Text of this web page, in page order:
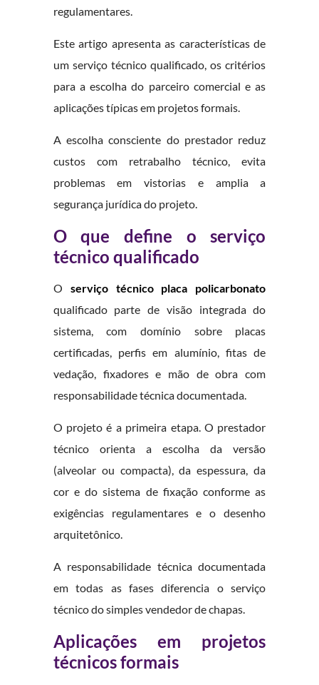
regulamentares.
Este artigo apresenta as características de
um serviço técnico qualificado, os critérios
para a escolha do parceiro comercial e as
aplicações típicas em projetos formais.
A escolha consciente do prestador reduz
custos com retrabalho técnico, evita
problemas em vistorias e amplia a
segurança jurídica do projeto.
O que define o serviço
técnico qualificado
O serviço técnico placa policarbonato
qualificado parte de visão integrada do
sistema, com domínio sobre placas
certificadas, perfis em alumínio, fitas de
vedação, fixadores e mão de obra com
responsabilidade técnica documentada.
O projeto é a primeira etapa. O prestador
técnico orienta a escolha da versão
(alveolar ou compacta), da espessura, da
cor e do sistema de fixação conforme as
exigências regulamentares e o desenho
arquitetônico.
A responsabilidade técnica documentada
em todas as fases diferencia o serviço
técnico do simples vendedor de chapas.
Aplicações em projetos
técnicos formais